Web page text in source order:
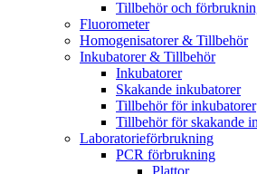
Tillbehör och
Fluorometer
Homogenisatorer & Tillbehör
Inkubatorer & Tillbehör
Inkubatorer
Skakande inkubatorer
Tillbehör för inkubatorer
Tillbehör för skakande
Laboratorieförbrukning
PCR förbrukning
Plattor